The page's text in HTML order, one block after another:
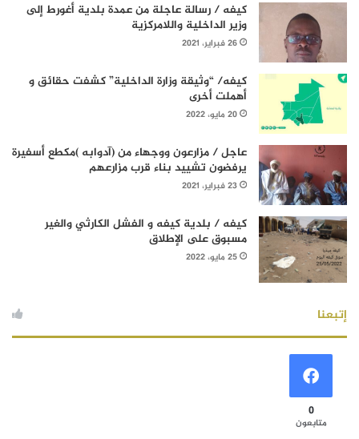
كيفه / رسالة عاجلة من عمدة بلدية أغورط إلى
وزير الداخلية واللامركزية
26 فبراير، 2021
كيفه/ “وثيقة وزارة الداخلية” كشفت حقائق و
أهملت أخرى
20 مايو، 2022
عاجل / مزارعون ووجهاء من (آدوابه )مكطع أسفيرة
يرفضون تشييد بناء قرب مزارعهم
23 فبراير، 2021
كيفه / بلدية كيفه و الفشل الكارثي والغير
مسبوق على الإطلاق
25 مايو، 2022
إتبعنا
0
متابعون